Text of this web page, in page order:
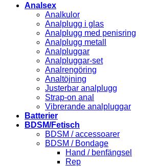
Analsex
Analkulor
Analplugg i glas
Analplugg med penisring
Analplugg metall
Analpluggar
Analpluggar-set
Analrengöring
Analtöjning
Justerbar analplugg
Strap-on anal
Vibrerande analpluggar
Batterier
BDSM/Fetisch
BDSM / accessoarer
BDSM / Bondage
Hand / benfängsel
Rep